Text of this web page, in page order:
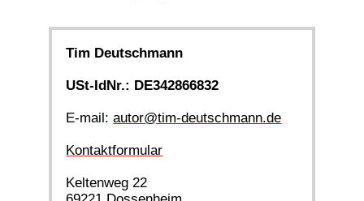
Tim Deutschmann
USt-IdNr.: DE342866832
E-mail:autor@tim-deutschmann.de
Kontaktformular
Keltenweg 22